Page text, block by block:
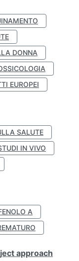
DONNA
EUROPEI
SALUTE
IN VIVO
A
approach